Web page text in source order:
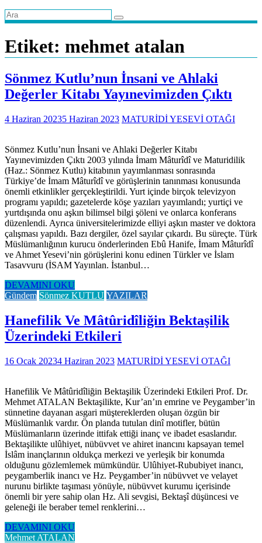
Etiket: mehmet atalan
Sönmez Kutlu’nun İnsani ve Ahlaki
Değerler Kitabı Yayınevimizden Çıktı
4 Haziran 20235 Haziran 2023 MATURİDİ YESEVİ OTAĞI
Sönmez Kutlu’nun İnsani ve Ahlaki Değerler Kitabı
Yayınevimizden Çıktı 2003 yılında İmam Mâturîdî ve Maturidilik
(Haz.: Sönmez Kutlu) kitabının yayımlanması sonrasında
Türkiye’de İmam Mâturîdî ve görüşlerinin tanınması konusunda
önemli etkinlikler gerçekleştirildi. Yurt içinde birçok televizyon
programı yapıldı; gazetelerde köşe yazıları yayımlandı; yurtiçi ve
yurtdışında onu aşkın bilimsel bilgi şöleni ve onlarca konferans
düzenlendi. Ayrıca üniversitelerimizde elliyi aşkın master ve doktora
çalışması yapıldı. Bazı dergiler, özel sayılar çıkardı. Bu süreçte. Türk
Müslümanlığının kurucu önderlerinden Ebû Hanife, İmam Mâturîdî
ve Ahmet Yesevi’nin görüşlerini konu edinen Türkler ve İslam
Tasavvuru (İSAM Yayınlan. İstanbul…
DEVAMINI OKU
Gündem Sönmez KUTLU YAZILAR
Hanefilik Ve Mâtûridîliğin Bektaşilik
Üzerindeki Etkileri
16 Ocak 20234 Haziran 2023 MATURİDİ YESEVİ OTAĞI
Hanefilik Ve Mâtûridîliğin Bektaşilik Üzerindeki Etkileri Prof. Dr.
Mehmet ATALAN Bektaşilikte, Kur’an’ın emrine ve Peygamber’in
sünnetine dayanan asgari müştereklerden oluşan özgün bir
Müslümanlık vardır. Ön planda tutulan dinî motifler, bütün
Müslümanların üzerinde ittifak ettiği inanç ve ibadet esaslarıdır.
Bektaşilikte ulûhiyet, nübüvvet ve ahiret inancını kapsayan temel
İslâm inançlarının oldukça merkezi ve yerleşik bir konumda
olduğunu gözlemlemek mümkündür. Ulûhiyet-Rububiyet inancı,
peygamberlik inancı ve Hz. Peygamber’in nübüvvet ve velayet
nurunu birlikte taşıması yönüyle, nübüvvet kurumu içerisinde
önemli bir yere sahip olan Hz. Ali sevgisi, Bektaşî düşüncesi ve
geleneği ile beraber temel renklerini…
DEVAMINI OKU
Mehmet ATALAN